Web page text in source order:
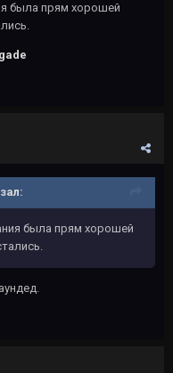
была прям хорошей
была прям хорошей